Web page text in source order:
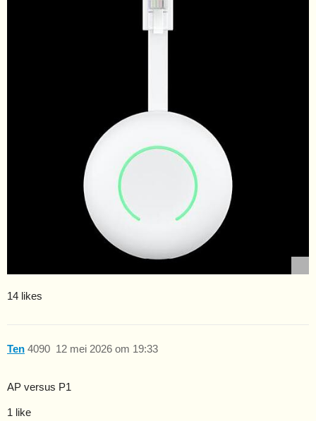
14 likes
Ten 12 mei 2026 om 19:33
4090
AP versus P1
1 like